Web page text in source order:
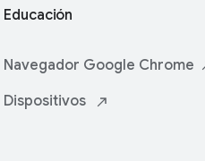
Educación
Navegador Google Chrome
Dispositivos